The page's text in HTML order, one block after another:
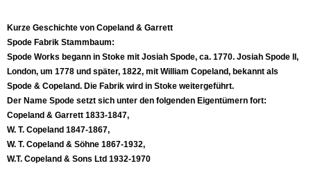
Kurze Geschichte von Copeland & Garrett
Spode Fabrik Stammbaum:
Spode Works begann in Stoke mit Josiah Spode, ca. 1770. Josiah Spode II,
London, um 1778 und später, 1822, mit William Copeland, bekannt als
Spode & Copeland. Die Fabrik wird in Stoke weitergeführt.
Der Name Spode setzt sich unter den folgenden Eigentümern fort:
Copeland & Garrett 1833-1847,
W. T. Copeland 1847-1867,
W. T. Copeland & Söhne 1867-1932,
W.T. Copeland & Sons Ltd 1932-1970